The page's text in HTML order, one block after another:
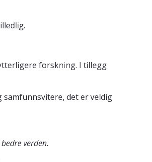
forskning. I tillegg
det er veldig
verden.